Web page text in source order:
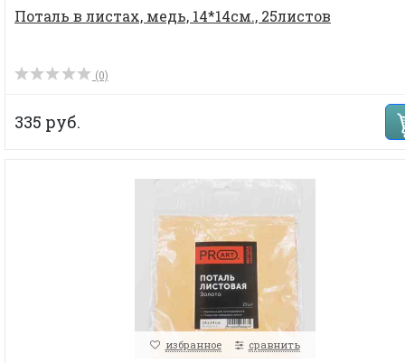
Поталь в листах, медь, 14*14см., 25листов
(0)
335 руб.
избранное сравнить